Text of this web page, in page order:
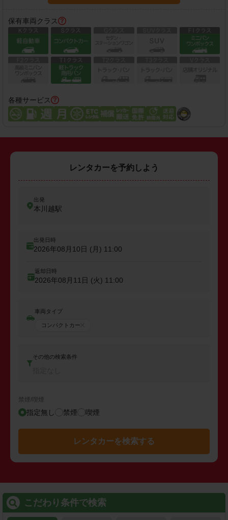
保有車両クラス
各種サービス
レンタカーを予約しよう
出発
本川越駅
出発日時
2026年08月10日 (月) 11:00
返却日時
2026年08月11日 (火) 11:00
車両タイプ
コンパクトカー
その他の検索条件
禁煙/喫煙
指定無し 禁煙 喫煙
レンタカーを検索する
こだわり条件で検索